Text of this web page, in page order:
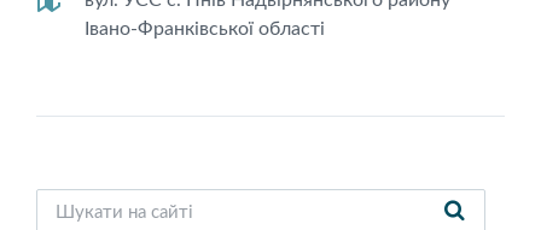
Івано-Франківської області